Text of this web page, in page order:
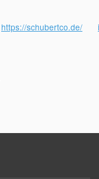
https://schubertco.de/